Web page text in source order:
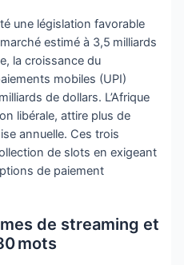
une législation favorable
estimé à 3,5 milliards
la croissance du
mobiles (UPI)
de dollars. L’Afrique
libérale, attire plus de
annuelle. Ces trois
de slots en exigeant
de paiement
de streaming et
mots